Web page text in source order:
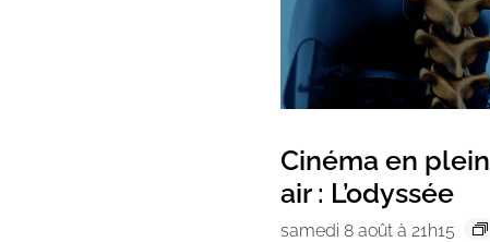
Cinéma en plein
air : L’odyssée
samedi 8 août à 21h15